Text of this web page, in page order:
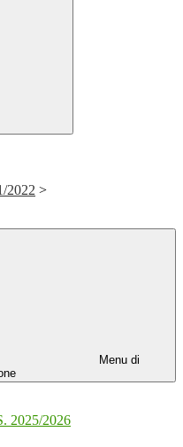
2022 >
Menu di
2025/2026